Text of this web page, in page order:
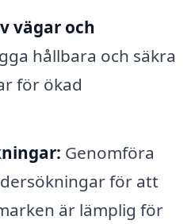
vägar och
hållbara och säkra
för ökad
Genomföra
för att
är lämplig för